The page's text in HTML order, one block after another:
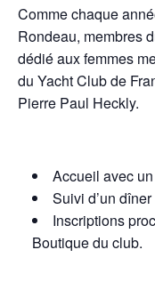
Comme chaque
Rondeau, membres
dédié aux femmes
du Yacht Club de
Pierre Paul Heckly.
Accueil avec
Suivi d’un
Inscriptions
Boutique du club.